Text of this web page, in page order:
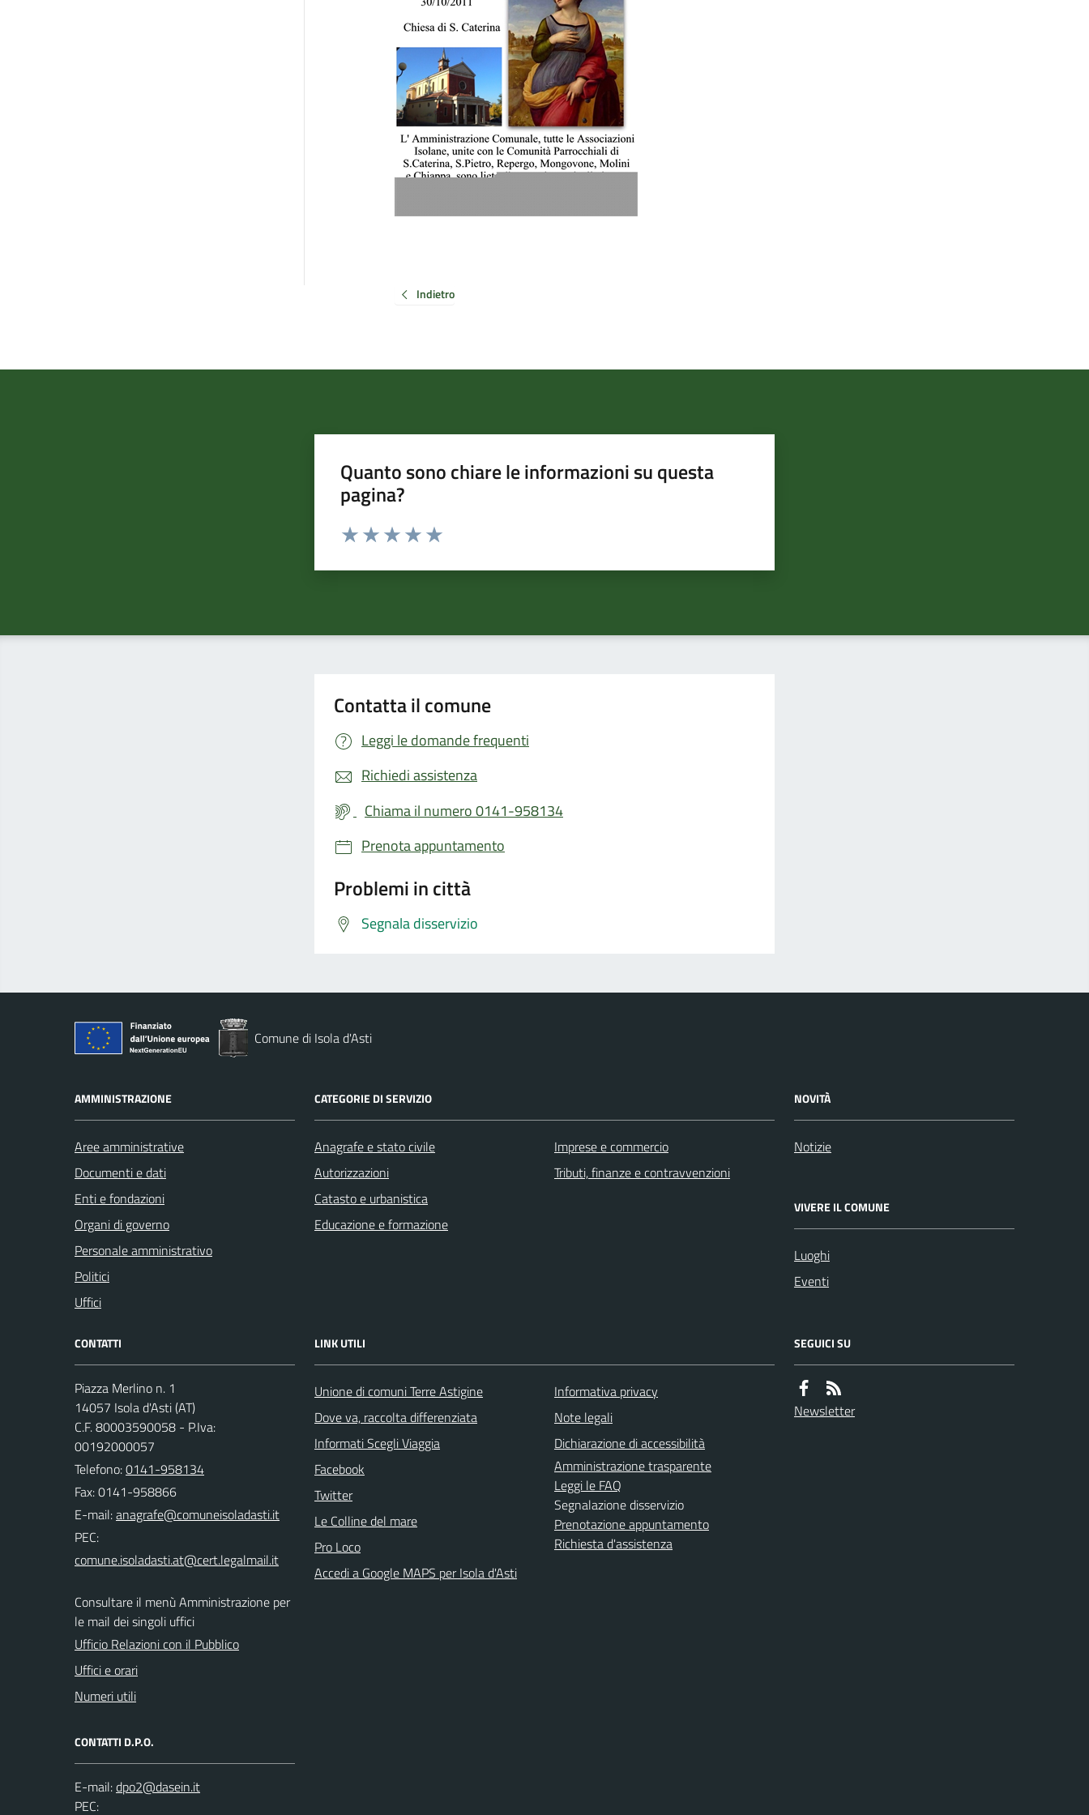
Indietro
Quanto sono chiare le informazioni su questa
pagina?
Valuta da 1 a 5 stelle la pagina
Contatta il comune
Leggi le domande frequenti
Richiedi assistenza
Chiama il numero 0141-958134
Prenota appuntamento
Problemi in città
Segnala disservizio
Comune di Isola d'Asti
AMMINISTRAZIONE
Aree amministrative
Documenti e dati
Enti e fondazioni
Organi di governo
Personale amministrativo
Politici
Uffici
CATEGORIE DI SERVIZIO
Anagrafe e stato civile
Autorizzazioni
Catasto e urbanistica
Educazione e formazione
Imprese e commercio
Tributi, finanze e contravvenzioni
NOVITÀ
Notizie
VIVERE IL COMUNE
Luoghi
Eventi
CONTATTI
Piazza Merlino n. 1
14057 Isola d'Asti (AT)
C.F. 80003590058 - P.Iva:
00192000057
Telefono:0141-958134
Fax: 0141-958866
E-mail:
PEC:
Consultare il menù Amministrazione per
le mail dei singoli uffici
Ufficio Relazioni con il Pubblico
Uffici e orari
Numeri utili
CONTATTI D.P.O.
E-mail:
PEC:
LINK UTILI
Unione di comuni Terre Astigine
Dove va, raccolta differenziata
Informati Scegli Viaggia
Facebook
Twitter
Le Colline del mare
Pro Loco
Accedi a Google MAPS per Isola d'Asti
Informativa privacy
Note legali
Dichiarazione di accessibilità
Amministrazione trasparente
Leggi le FAQ
Segnalazione disservizio
Prenotazione appuntamento
Richiesta d'assistenza
SEGUICI SU
Newsletter